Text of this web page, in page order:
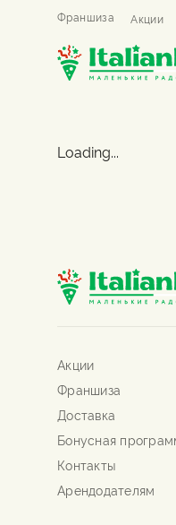
Франшиза Акции
Loading...
Акции
Франшиза
Доставка
Бонусная
Контакты
Арендодателям